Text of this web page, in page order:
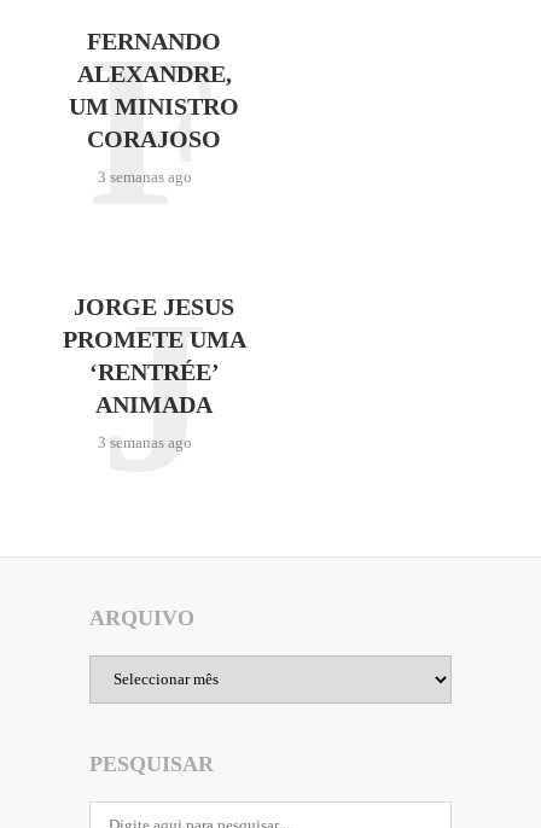
FERNANDO
ALEXANDRE,
UM MINISTRO
CORAJOSO
3 semanas ago
F
JORGE JESUS
PROMETE UMA
‘RENTRÉE’
ANIMADA
3 semanas ago
J
ARQUIVO
PESQUISAR